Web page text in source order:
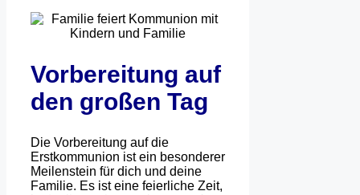
Vorbereitung auf
den großen Tag
Die Vorbereitung auf die
Erstkommunion ist ein besonderer
Meilenstein für dich und deine
Familie. Es ist eine feierliche Zeit,